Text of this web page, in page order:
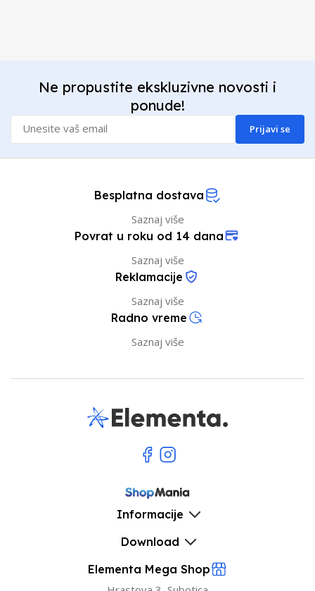
Ne propustite ekskluzivne novosti i
ponude!
Prijavi se
Besplatna dostava
Saznaj više
Povrat u roku od 14 dana
Saznaj više
Reklamacije
Saznaj više
Radno vreme
Saznaj više
Informacije
Download
Elementa Mega Shop